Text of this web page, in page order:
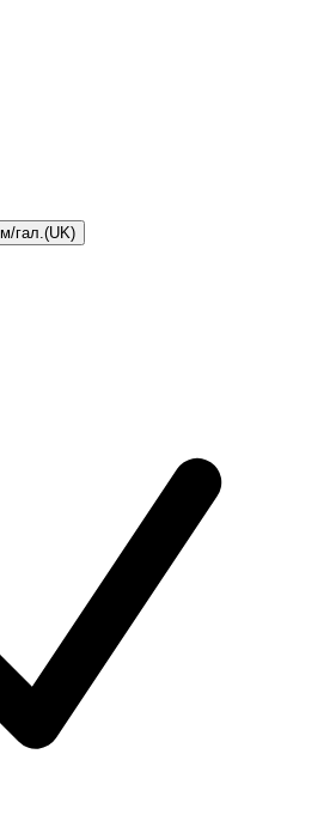
м/гал.(UK)